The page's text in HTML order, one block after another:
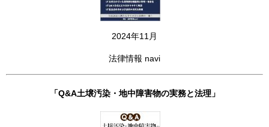
2024年11月
法律情報 navi
「Q&A土壌汚染・地中障害物の実務と法理」